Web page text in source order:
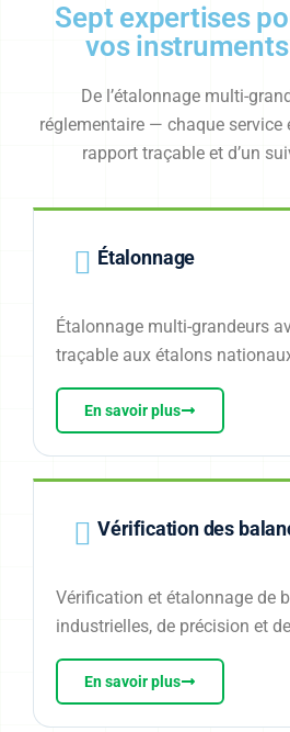
Sept expertises
vos
De l’étalonnage multi-
réglementaire — chaque service
rapport traçable et d’un
Étalonnage
Étalonnage multi-grandeurs
traçable aux étalons
En savoir plus
Vérification des
Vérification et étalonnage de
industrielles, de précision et
En savoir plus